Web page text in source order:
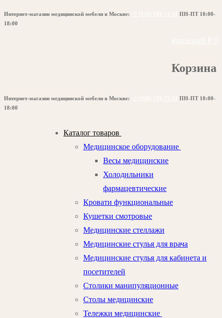
Перейти
к
Меню
Закрыть
Интернет-магазин медицинской мебели в Москве:
ПН-ПТ 10:00-
18:00
Корзина
Интернет-магазин медицинской мебели в Москве:
ПН-ПТ 10:00-
18:00
Каталог товаров
Медицинское оборудование
Весы медицинские
Холодильники
фармацевтические
Кровати функциональные
Кушетки смотровые
Медицинские стеллажи
Медицинские стулья для врача
Медицинские стулья для кабинета и
посетителей
Столики манипуляционные
Столы медицинские
Тележки медицинские